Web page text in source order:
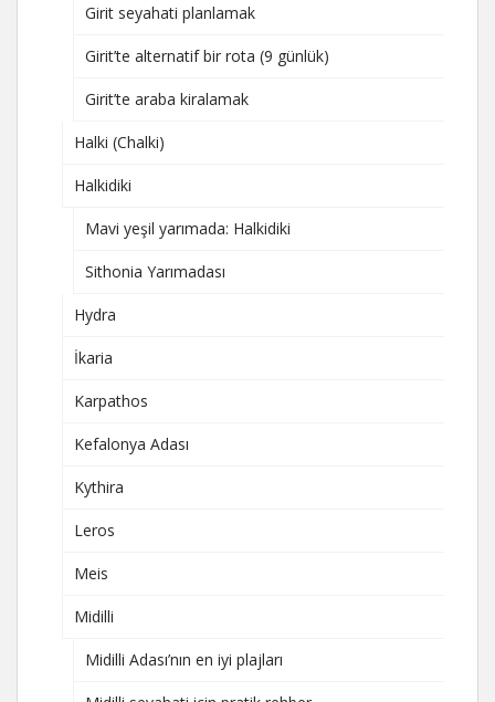
Girit seyahati planlamak
Girit’te alternatif bir rota (9 günlük)
Girit’te araba kiralamak
Halki (Chalki)
Halkidiki
Mavi yeşil yarımada: Halkidiki
Sithonia Yarımadası
Hydra
İkaria
Karpathos
Kefalonya Adası
Kythira
Leros
Meis
Midilli
Midilli Adası’nın en iyi plajları